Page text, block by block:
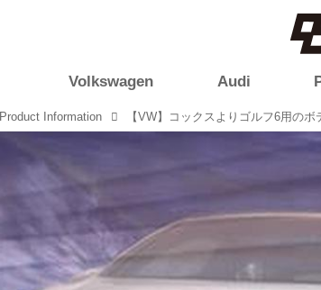
Volkswagen Audi
Product Information 【VW】コックスよりゴルフ6用の